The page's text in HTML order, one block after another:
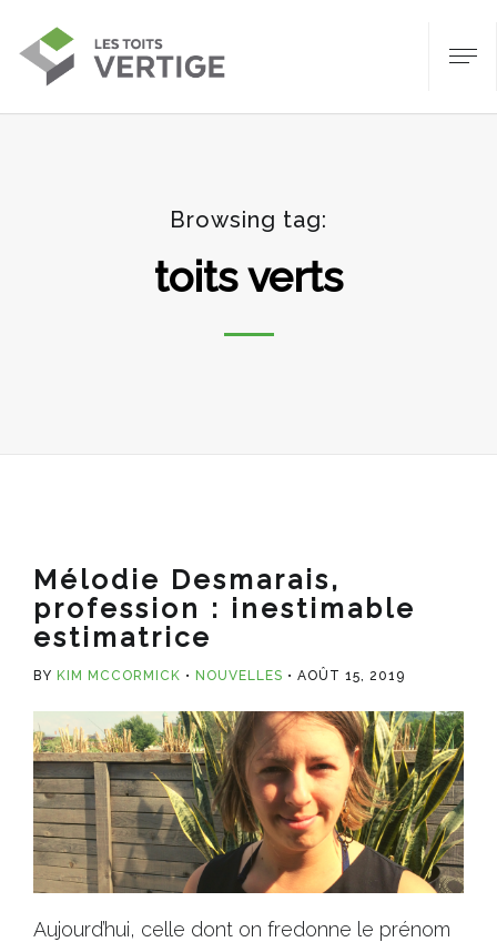
Browsing tag:
toits verts
Mélodie Desmarais,
profession : inestimable
estimatrice
BY KIM MCCORMICK NOUVELLES AOÛT 15, 2019
Aujourd’hui, celle dont on fredonne le prénom